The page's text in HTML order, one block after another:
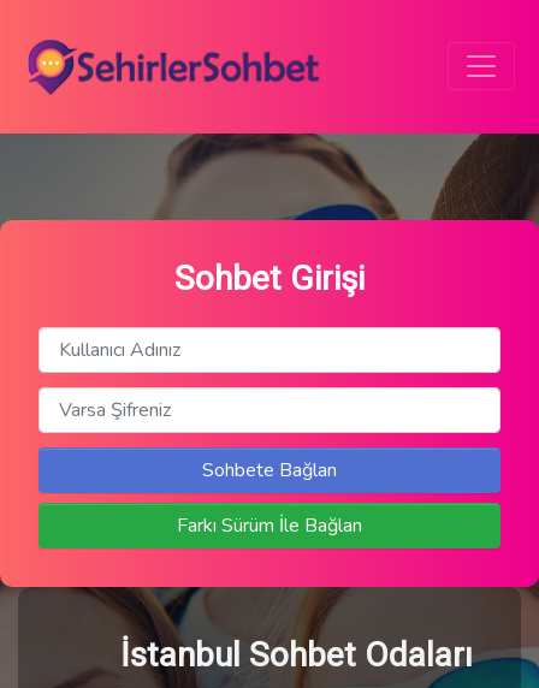
Sohbet Girişi
Sohbete Bağlan
Farkı Sürüm İle Bağlan
İstanbul Sohbet Odaları